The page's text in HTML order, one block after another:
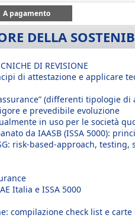
A pagamento
DELLA
DI REVISIONE
di attestazione e applicare
(differenti tipologie di
e prevedibile evoluzione
in uso per le società
da IAASB (ISSA 5000):
risk-based-approach,
Italia e ISSA 5000
compilazione check list e carte